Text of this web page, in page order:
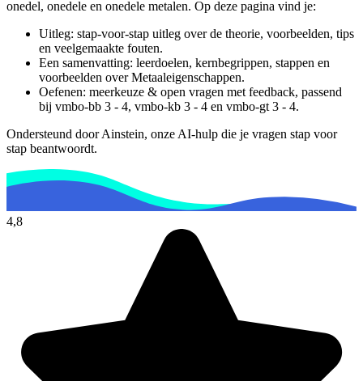
onedel, onedele en onedele metalen. Op deze pagina vind je:
Uitleg: stap-voor-stap uitleg over de theorie, voorbeelden, tips
en veelgemaakte fouten.
Een samenvatting: leerdoelen, kernbegrippen, stappen en
voorbeelden overMetaaleigenschappen.
Oefenen: meerkeuze & open vragen met feedback, passend
bij vmbo-bb 3 - 4, vmbo-kb 3 - 4 en vmbo-gt 3 - 4.
Ondersteund door Ainstein, onze AI-hulp die je vragen stap voor
stap beantwoordt.
4,8